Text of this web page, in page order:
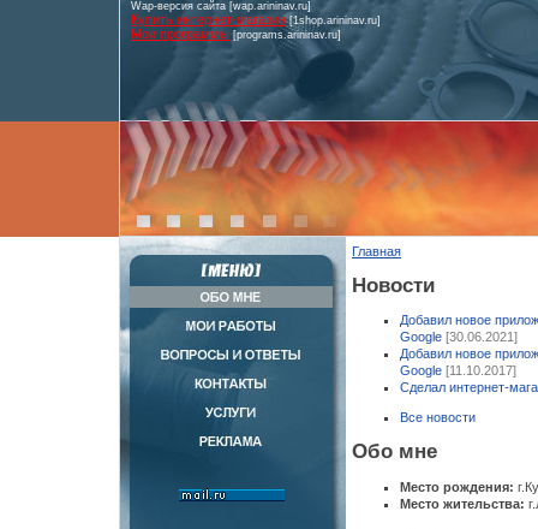
Wap-версия сайта [wap.arininav.ru]
Купить интернет-магазин[1shop.arininav.ru]
Мои программы [programs.arininav.ru]
Главная
Новости
Добавил новое
Google [30.06.2021]
Добавил новое
Google [11.10.2017]
Сделал интернет-
Все новости
Обо мне
Место рождения:
Место жительства: